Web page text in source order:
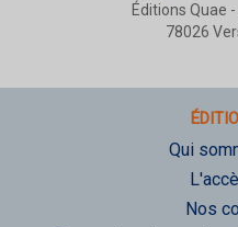
Éditions Quae
78026
Qui
Nos